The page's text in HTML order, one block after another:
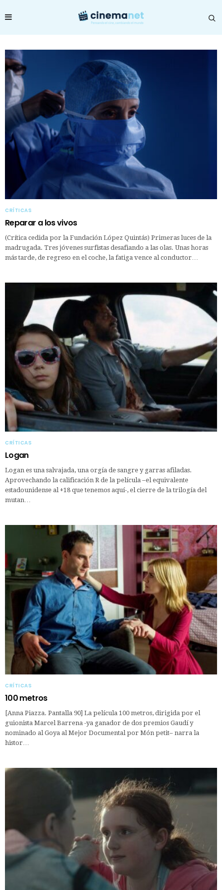
CRÍTICAS
Reparar a los vivos
(Crítica cedida por la Fundación López Quintás) Primeras luces de la
madrugada. Tres jóvenes surfistas desafiando a las olas. Unas horas
más tarde, de regreso en el coche, la fatiga vence al conductor…
CRÍTICAS
Logan
Logan es una salvajada, una orgía de sangre y garras afiladas.
Aprovechando la calificación R de la película –el equivalente
estadounidense al +18 que tenemos aquí-, el cierre de la trilogía del
mutan…
CRÍTICAS
100 metros
[Anna Piazza. Pantalla 90] La película 100 metros, dirigida por el
guionista Marcel Barrena -ya ganador de dos premios Gaudí y
nominado al Goya al Mejor Documental por Món petit– narra la
histor…